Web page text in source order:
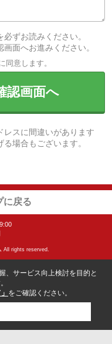
必ずお読みください。
面へお進みください。
同意します。
認画面へ
スに間違いがあります
場合もございます。
に戻る
All rights reserved.
、サービス向上検討を目的と
をご確認ください。